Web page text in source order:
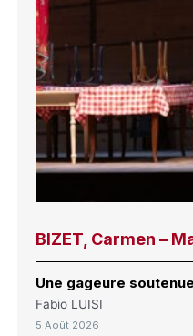
BIZET, Carmen –
Une gageure soutenue
Fabio LUISI
5 Août 2026